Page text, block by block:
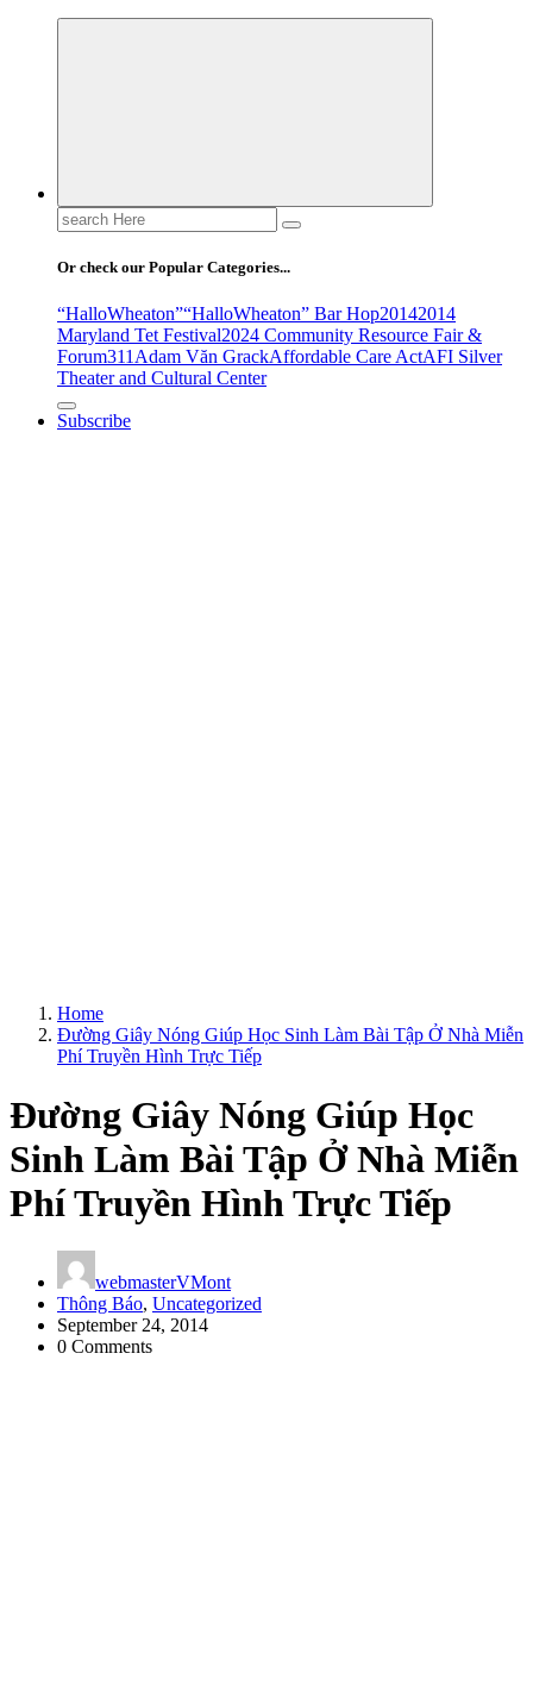
Search
for:
Or check our Popular Categories...
“HalloWheaton”“HalloWheaton” Bar Hop20142014
Maryland Tet Festival2024 Community Resource Fair &
Forum311Adam Văn GrackAffordable Care ActAFI Silver
Theater and Cultural Center
Subscribe
Home
Đường Giây Nóng Giúp Học Sinh Làm Bài Tập Ở Nhà Miễn
Phí Truyền Hình Trực Tiếp
Đường Giây Nóng Giúp Học
Sinh Làm Bài Tập Ở Nhà Miễn
Phí Truyền Hình Trực Tiếp
webmasterVMont
Thông Báo, Uncategorized
September 24, 2014
0 Comments